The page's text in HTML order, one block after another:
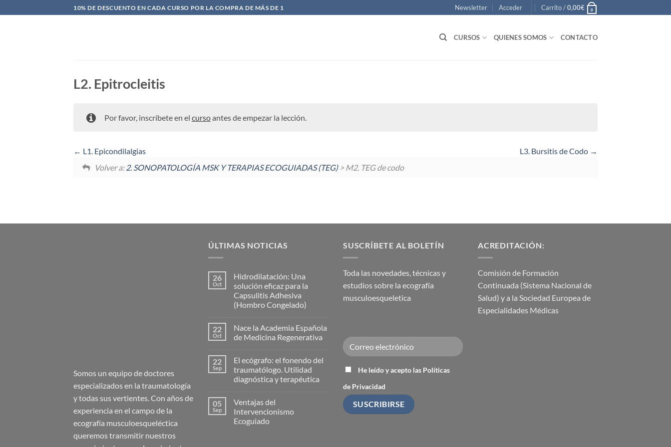
al
10% DE DESCUENTO EN CADA CURSO POR LA COMPRA DE MÁS DE 1 Newsletter Acceder Carrito /0,00€ 0
CURSOS QUIENES SOMOS CONTACTO
L2. Epitrocleitis
Por favor, inscríbete en el cursoantes de empezar la lección.
L1. Epicondilalgias
L3. Bursitis de Codo
Volver a:2. SONOPATOLOGÍA MSK Y TERAPIAS ECOGUIADAS (TEG)> M2. TEG de codo
Somos un equipo de doctores
especializados en la traumatología
y todas sus vertientes. Con años de
experiencia en el campo de la
ecografía musculoesqueléctica
queremos transmitir nuestros
ÚLTIMAS NOTICIAS
26
Oct
Hidrodilatación: Una
solución eficaz para la
Capsulitis Adhesiva
(Hombro Congelado)
comentarios
en
Hidrodilatación:
eficaz
para
la
Capsulitis
Adhesiva
Congelado)
22
Oct
Nace la Academia Española
de Medicina Regenerativa
comentarios
en
Nace
la
Academia
de
Medicina
Regenerativa
22
Sep
El ecógrafo: el fonendo del
traumatólogo. Utilidad
diagnóstica y terapéutica
comentarios
en
El
ecógrafo:
05
Sep
Ventajas del
Intervencionismo
Ecoguiado
SUSCRÍBETE AL BOLETÍN
Toda las novedades, técnicas y
estudios sobre la ecografía
musculoesqueletica
He leído y acepto las Políticas
de Privacidad
ACREDITACIÓN:
Comisión de Formación
Continuada (Sistema Nacional de
Salud) y a la Sociedad Europea de
Especialidades Médicas